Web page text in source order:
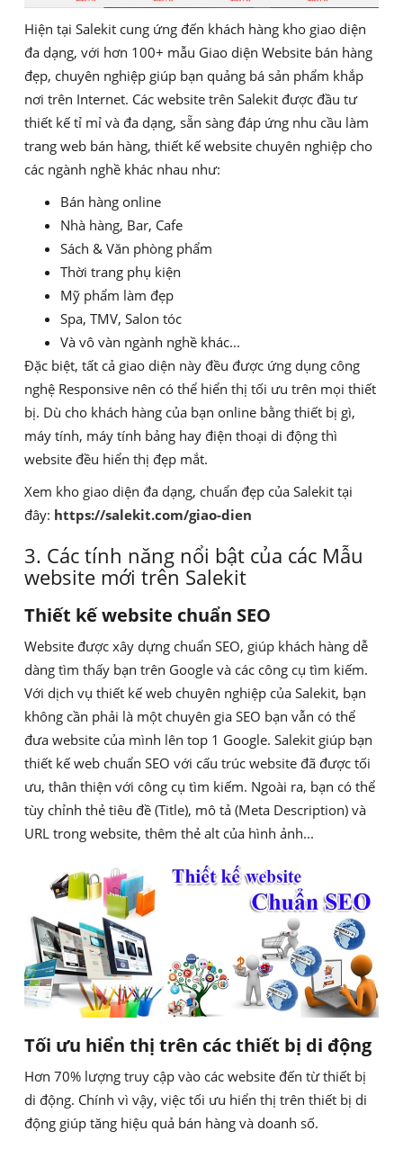
Hiện tại Salekit cung ứng đến khách hàng kho giao diện
đa dạng, với hơn 100+ mẫu Giao diện Website bán hàng
đẹp, chuyên nghiệp giúp bạn quảng bá sản phẩm khắp
nơi trên Internet. Các website trên Salekit được đầu tư
thiết kế tỉ mỉ và đa dạng, sẵn sàng đáp ứng nhu cầu làm
trang web bán hàng, thiết kế website chuyên nghiệp cho
các ngành nghề khác nhau như:
Bán hàng online
Nhà hàng, Bar, Cafe
Sách & Văn phòng phẩm
Thời trang phụ kiện
Mỹ phẩm làm đẹp
Spa, TMV, Salon tóc
Và vô vàn ngành nghề khác...
Đặc biệt, tất cả giao diện này đều được ứng dụng công
nghệ Responsive nên có thể hiển thị tối ưu trên mọi thiết
bị. Dù cho khách hàng của bạn online bằng thiết bị gì,
máy tính, máy tính bảng hay điện thoại di động thì
website đều hiển thị đẹp mắt.
Xem kho giao diện đa dạng, chuẩn đẹp của Salekit tại
đây: https://salekit.com/giao-dien
3. Các tính năng nổi bật của các Mẫu
website mới trên Salekit
Thiết kế website chuẩn SEO
Website được xây dựng chuẩn SEO, giúp khách hàng dễ
dàng tìm thấy bạn trên Google và các công cụ tìm kiếm.
Với dịch vụ thiết kế web chuyên nghiệp của Salekit, bạn
không cần phải là một chuyên gia SEO bạn vẫn có thể
đưa website của mình lên top 1 Google. Salekit giúp bạn
thiết kế web chuẩn SEO với cấu trúc website đã được tối
ưu, thân thiện với công cụ tìm kiếm. Ngoài ra, bạn có thể
tùy chỉnh thẻ tiêu đề (Title), mô tả (Meta Description) và
URL trong website, thêm thẻ alt của hình ảnh...
Tối ưu hiển thị trên các thiết bị di động
Hơn 70% lượng truy cập vào các website đến từ thiết bị
di động. Chính vì vậy, việc tối ưu hiển thị trên thiết bị di
động giúp tăng hiệu quả bán hàng và doanh số.